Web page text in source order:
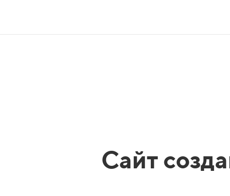
Сайт